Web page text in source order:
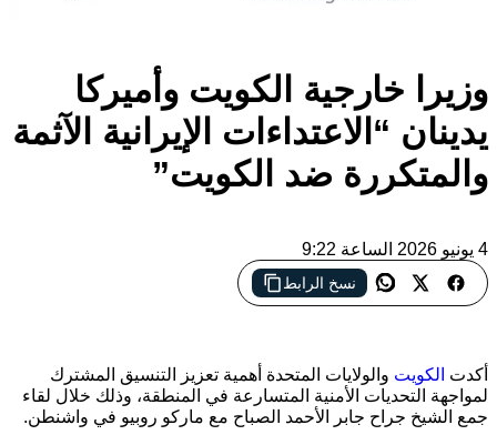
وزيرا خارجية الكويت وأميركا
يدينان “الاعتداءات الإيرانية الآثمة
والمتكررة ضد الكويت”
4 يونيو 2026 الساعة 9:22
نسخ الرابط
أكدت الكويت و الولايات المتحدة أهمية تعزيز التنسيق المشترك
لمواجهة التحديات الأمنية المتسارعة في المنطقة، وذلك خلال لقاء
جمع الشيخ جراح جابر الأحمد الصباح مع ماركو روبيو في واشنطن.